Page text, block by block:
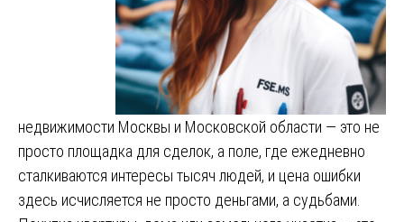
недвижимости Москвы и Московской области — это не
просто площадка для сделок, а поле, где ежедневно
сталкиваются интересы тысяч людей, и цена ошибки
здесь исчисляется не просто деньгами, а судьбами.